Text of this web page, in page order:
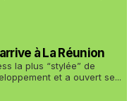
à La Réunion
la plus “stylée” de
et a ouvert se...